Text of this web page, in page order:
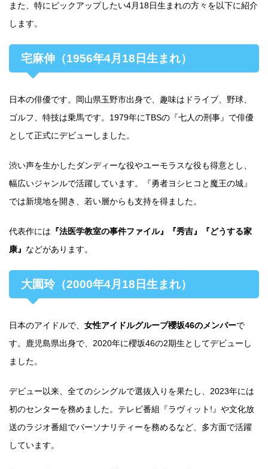
また、特にピックアップしたい4月18日生まれの方々を以下に紹介
します。
宅麻伸（1956年4月18日生まれ）
日本の俳優です。岡山県玉野市出身で、趣味はドライブ、野球、
ゴルフ、特技は乗馬です。1979年にTBSの『七人の刑事』で俳優
として正式にデビューしました。
渋い声を生かしたダンディーな役やユーモラスな役も得意とし、
幅広いジャンルで活躍しています。『勇者ヨシヒコと魔王の城』
では新境地を開き、若い層からも支持を得ました。
代表作には 『法医学教室の事件ファイル』『秀吉』『どうする家
康』 などがあります。
大園玲（2000年4月18日生まれ）
日本のアイドルで、 女性アイドルグループ櫻坂46のメンバーで
す。鹿児島県出身で、2020年に櫻坂46の2期生としてデビューし
ました。
デビュー以来、全てのシングルで選抜入りを果たし、2023年には
初のセンターを務めました。テレビ番組『ラヴィット!』や文化放
送のラジオ番組でパーソナリティーを務めるなど、多方面で活躍
しています。